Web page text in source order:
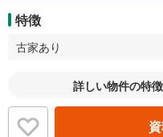
特徴
古家あり
詳しい物件の特